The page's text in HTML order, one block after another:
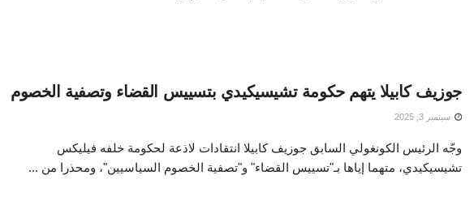
جوزيف كابيلا يتهم حكومة تشيسيكيدي بتسييس القضاء وتصفية الخصوم
سبتمبر 3, 2025
وجّه الرئيس الكونغولي السابق جوزيف كابيلا انتقادات لاذعة لحكومة خلفه فيليكس
تشيسيكيدي، متهما إياها بـ"تسييس القضاء" و"تصفية الخصوم السياسيين"، ومحذرا من ...